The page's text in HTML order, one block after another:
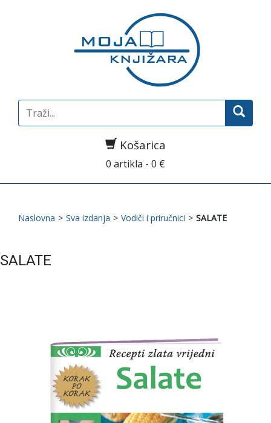
Search
for:
Košarica
0 artikla - 0 €
Naslovna > Sva izdanja > Vodiči i priručnici > SALATE
SALATE